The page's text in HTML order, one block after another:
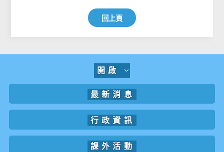
回上頁
開啟
最新消息
行政資訊
課外活動